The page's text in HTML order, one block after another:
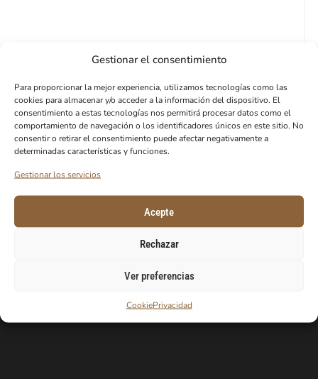
Gestionar el consentimiento
Para proporcionar la mejor experiencia, utilizamos tecnologías como las
cookies para almacenar y/o acceder a la información del dispositivo. El
consentimiento a estas tecnologías nos permitirá procesar datos como el
comportamiento de navegación o los identificadores únicos en este sitio. No
consentir o retirar el consentimiento puede afectar negativamente a
determinadas características y funciones.
Gestionar los servicios
Acepte
Rechazar
Ver preferencias
CookiePrivacidad
OBTENGA UN 10% DE DESCUENTO EN
SU PRIMER PEDIDO
código de descuento.